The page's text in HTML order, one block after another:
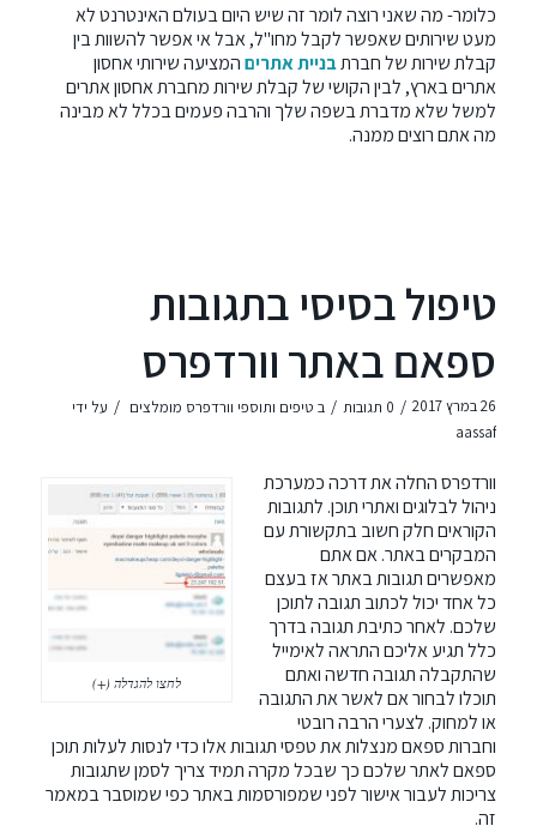
כלומר- מה שאני רוצה לומר זה שיש היום בעולם האינטרנט לא
מעט שירותים שאפשר לקבל מחו"ל, אבל אי אפשר להשוות בין
קבלת שירות של חברתבניית אתריםהמציעה שירותי אחסון
אתרים בארץ, לבין הקושי של קבלת שירות מחברת אחסון אתרים
למשל שלא מדברת בשפה שלך והרבה פעמים בכלל לא מבינה
מה אתם רוצים ממנה.
טיפול בסיסי בתגובות
ספאם באתר וורדפרס
26 במרץ 2017 / 0 תגובות / ב טיפים ותוספי וורדפרס מומלצים / על ידי
aassaf
לחצו להגדלה (+)
וורדפרס החלה את דרכה כמערכת
ניהול לבלוגים ואתרי תוכן. לתגובות
הקוראים חלק חשוב בתקשורת עם
המבקרים באתר. אם אתם
מאפשרים תגובות באתר אז בעצם
כל אחד יכול לכתוב תגובה לתוכן
שלכם. לאחר כתיבת תגובה בדרך
כלל תגיע אליכם התראה לאימייל
שהתקבלה תגובה חדשה ואתם
תוכלו לבחור אם לאשר את התגובה
או למחוק. לצערי הרבה רובטי
וחברות ספאם מנצלות את טפסי תגובות אלו כדי לנסות לעלות תוכן
ספאם לאתר שלכם כך שבכל מקרה תמיד צריך לסמן שתגובות
צריכות לעבור אישור לפני שמפורסמות באתרכפי שמוסבר במאמר
זה.